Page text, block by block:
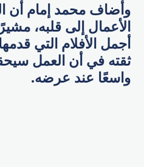
وأضاف محمد إمام أن
الأعمال إلى قلبه،
أجمل الأفلام التي
ثقته في أن العمل
واسعًا عند عرضه.